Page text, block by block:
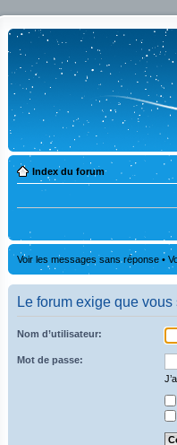
Index du forum
Voir les messages sans réponse •
Le forum exige que
Nom d’utilisateur:
Mot de passe: